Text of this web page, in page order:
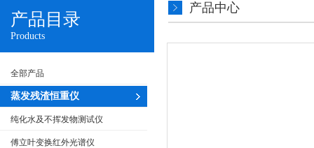
产品目录
Products
全部产品
蒸发残渣恒重仪
纯化水及不挥发物测试仪
傅立叶变换红外光谱仪
产品中心